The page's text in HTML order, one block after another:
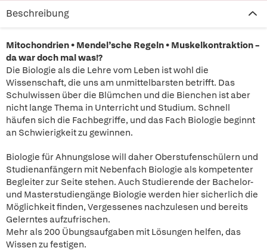
Beschreibung
Mitochondrien • Mendel’sche Regeln • Muskelkontraktion –
da war doch mal was!?
Die Biologie als die Lehre vom Leben ist wohl die
Wissenschaft, die uns am unmittelbarsten betrifft. Das
Schulwissen über die Blümchen und die Bienchen ist aber
nicht lange Thema in Unterricht und Studium. Schnell
häufen sich die Fachbegriffe, und das Fach Biologie beginnt
an Schwierigkeit zu gewinnen.
Biologie für Ahnungslose will daher Oberstufenschülern und
Studienanfängern mit Nebenfach Biologie als kompetenter
Begleiter zur Seite stehen. Auch Studierende der Bachelor-
und Masterstudiengänge Biologie werden hier sicherlich die
Möglichkeit finden, Vergessenes nachzulesen und bereits
Gelerntes aufzufrischen.
Mehr als 200 Übungsaufgaben mit Lösungen helfen, das
Wissen zu festigen.